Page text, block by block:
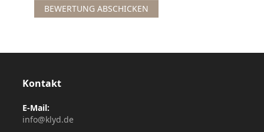
BEWERTUNG ABSCHICKEN
Kontakt
E-Mail:
info@klyd.de